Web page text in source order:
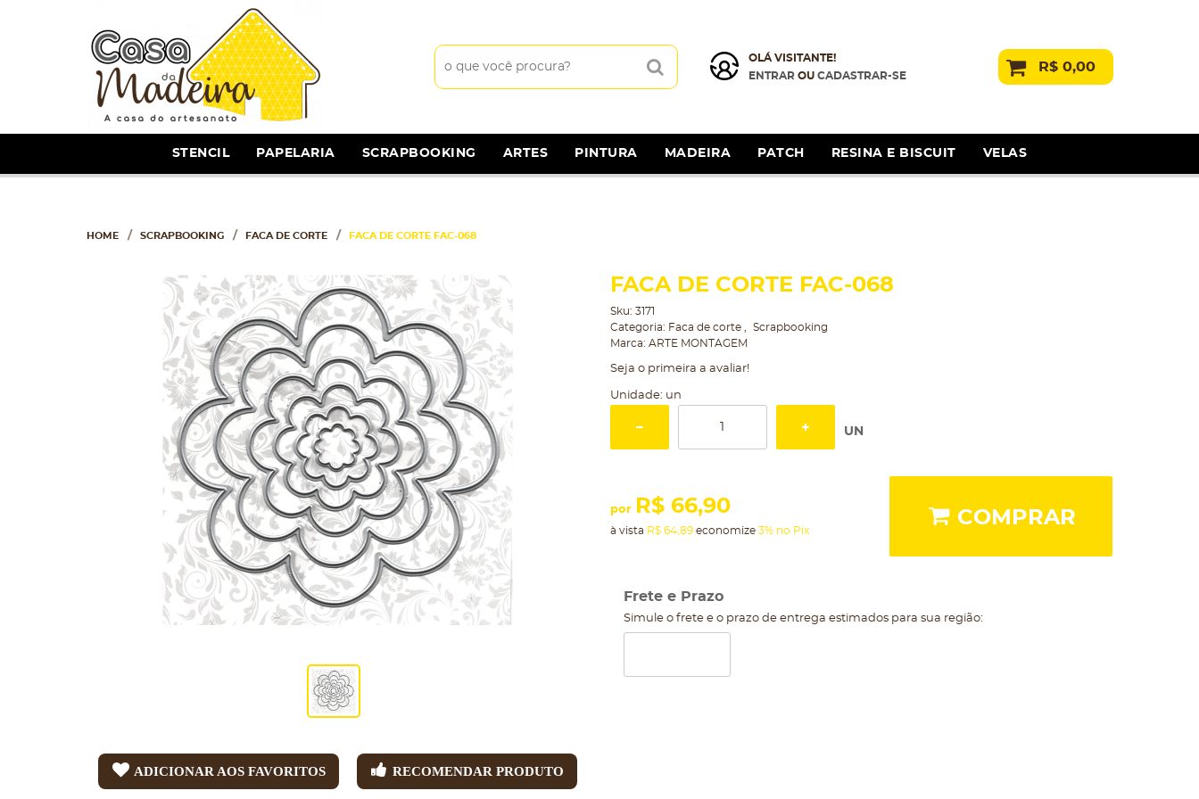
OLÁ VISITANTE!
ENTRAROU CADASTRAR-SE
R$ 0,00
STENCIL PAPELARIA SCRAPBOOKING ARTES PINTURA MADEIRA PATCH RESINA E BISCUIT VELAS
HOME SCRAPBOOKING FACA DE CORTE FACA DE CORTE FAC-068
ADICIONAR AOS FAVORITOS RECOMENDAR PRODUTO
FACA DE CORTE FAC-068
Sku: 3171
Categoria: Faca de corte
Scrapbooking
Marca: ARTE MONTAGEM
Seja o primeira a avaliar!
Unidade: un
UN
por R$ 66,90
à vista R$ 64,89economize 3% no Pix
COMPRAR
Frete e Prazo
Simule o frete e o prazo de entrega estimados para sua região: